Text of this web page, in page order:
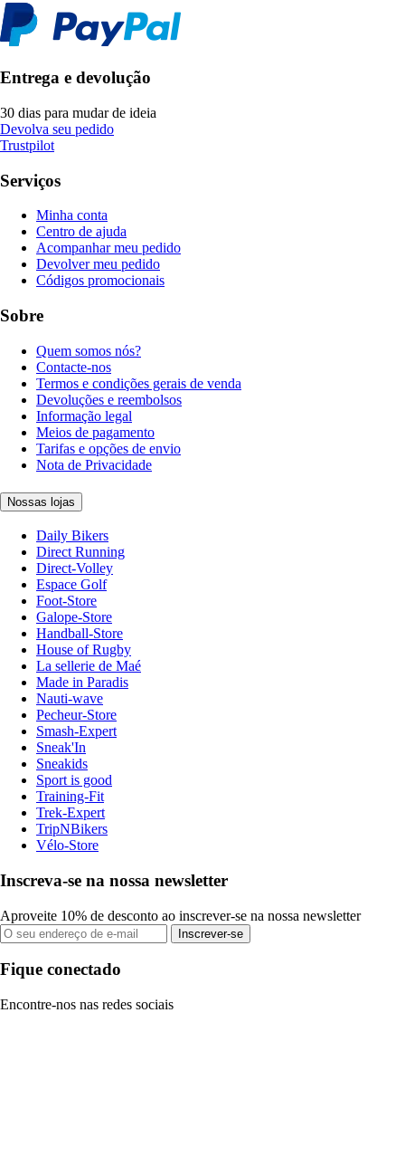
Entrega e devolução
30 dias para mudar de ideia
Devolva seu pedido
Trustpilot
Serviços
Minha conta
Centro de ajuda
Acompanhar meu pedido
Devolver meu pedido
Códigos promocionais
Sobre
Quem somos nós?
Contacte-nos
Termos e condições gerais de venda
Devoluções e reembolsos
Informação legal
Meios de pagamento
Tarifas e opções de envio
Nota de Privacidade
Nossas lojas
Daily Bikers
Direct Running
Direct-Volley
Espace Golf
Foot-Store
Galope-Store
Handball-Store
House of Rugby
La sellerie de Maé
Made in Paradis
Nauti-wave
Pecheur-Store
Smash-Expert
Sneak'In
Sneakids
Sport is good
Training-Fit
Trek-Expert
TripNBikers
Vélo-Store
Inscreva-se na nossa newsletter
Aproveite 10% de desconto ao inscrever-se na nossa newsletter
Inscrever-se
Fique conectado
Encontre-nos nas redes sociais